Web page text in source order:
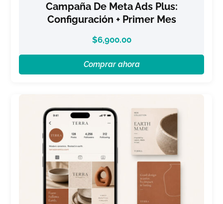
Campaña De Meta Ads Plus:
Configuración + Primer Mes
$6,900.00
Comprar ahora